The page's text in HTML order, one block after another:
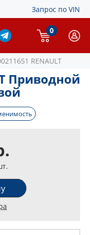
Запрос по VIN
0
RENAULT
Приводной